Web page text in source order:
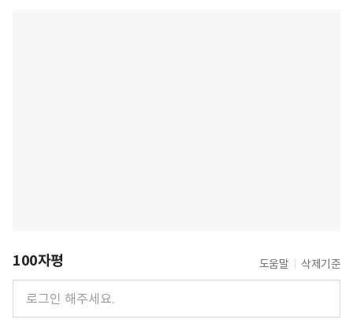
100자평 도움말 삭제기준